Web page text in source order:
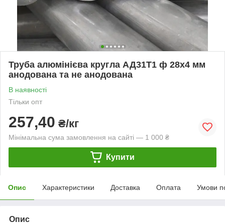
Труба алюмінієва кругла АД31Т1 ф 28х4 мм
анодована та не анодована
В наявності
Тільки опт
257,40 ₴/кг
Мінімальна сума замовлення на сайті — 1 000 ₴
Купити
Опис Характеристики Доставка Оплата Умови
Опис